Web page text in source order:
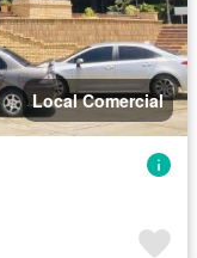
Local Comercial